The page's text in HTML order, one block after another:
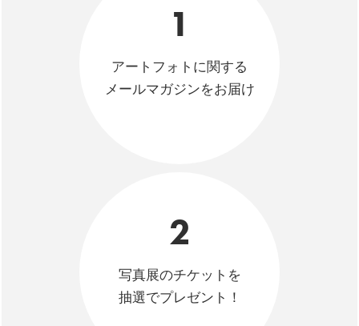
1
アートフォトに関する
メールマガジンをお届け
2
写真展のチケットを
抽選でプレゼント！